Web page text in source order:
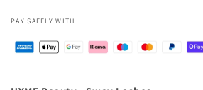
PAY SAFELY WITH